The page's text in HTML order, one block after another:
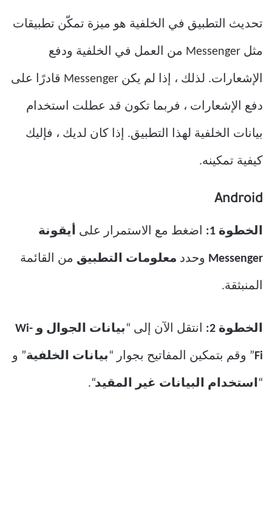
تحديث التطبيق في الخلفية هو ميزة تمكّن تطبيقات
مثل Messenger من العمل في الخلفية ودفع
الإشعارات. لذلك ، إذا لم يكن Messenger قادرًا على
دفع الإشعارات ، فربما تكون قد عطلت استخدام
بيانات الخلفية لهذا التطبيق. إذا كان لديك ، فإليك
كيفية تمكينه.
Android
الخطوة 1: اضغط مع الاستمرار على أيقونة
Messenger وحدد معلومات التطبيق من القائمة
المنبثقة.
الخطوة 2: انتقل الآن إلى “ بيانات الجوال و Wi-
Fi” وقم بتمكين المفاتيح بجوار “ بيانات الخلفية” و
“استخدام البيانات غير المقيد“.